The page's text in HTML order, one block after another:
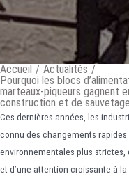
Accueil / Actualités /
Pourquoi les blocs
marteaux-piqueurs gagnent
construction et de
Ces dernières années, les
connu des changements
environnementales plus strictes,
et d’une attention croissante à